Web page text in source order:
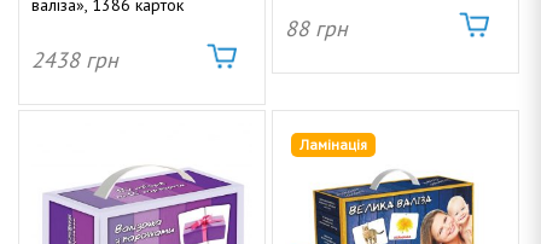
валіза», 1386 карток
2438 грн
88 грн
Ламінація